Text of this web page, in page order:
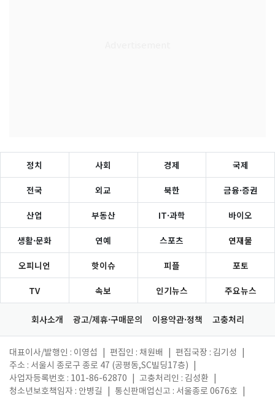
정치 사회 경제 국제
전국 외교 북한 금융·증권
산업 부동산 IT·과학 바이오
생활·문화 연예 스포츠 연재물
오피니언 핫이슈 피플 포토
TV 속보 인기뉴스 주요뉴스
회사소개 광고/제휴·구매문의 이용약관·정책 고충처리
대표이사/발행인 : 이영섭 편집인 : 채원배 편집국장 : 김기성
주소 : 서울시 종로구 종로 47 (공평동,SC빌딩17층)
사업자등록번호 : 101-86-62870
고충처리인 : 김성환
청소년보호책임자 : 안병길
통신판매업신고 : 서울종로 0676호